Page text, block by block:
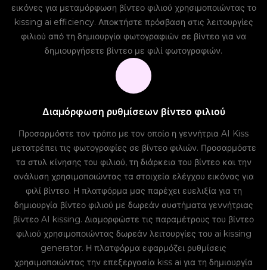
εικόνες για μεταμόρφωση βίντεο φιλιού χρησιμοποιώντας το
kissing ai efficiency. Αποκτήστε πρόσβαση στις λειτουργίες
φιλιού από τη δημιουργία φωτογραφιών σε βίντεο για να
δημιουργήσετε βίντεο με φιλί φωτογραφιών.
Διαμόρφωση ρυθμίσεων βίντεο φιλιού
Προσαρμόστε τον τρόπο με τον οποίο η γεννήτρια AI Kiss
μετατρέπει τις φωτογραφίες σε βίντεο φιλιών. Προσαρμόστε
τα στυλ κίνησης του φιλιού, τη διάρκεια του βίντεο και την
ανάλυση χρησιμοποιώντας τα στοιχεία ελέγχου εικόνας για
φιλί βίντεο. Η πλατφόρμα μας παρέχει ευελιξία για τη
δημιουργία βίντεο φιλιού με δωρεάν συστήματα γεννήτριας
βίντεο AI kissing. Διαμορφώστε τις παραμέτρους του βίντεο
φιλιού χρησιμοποιώντας δωρεάν λειτουργίες του ai kissing
generator. Η πλατφόρμα εφαρμόζει ρυθμίσεις
χρησιμοποιώντας την επεξεργασία kiss ai για τη δημιουργία